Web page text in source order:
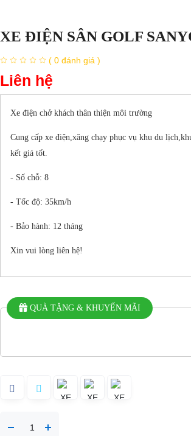
XE ĐIỆN SÂN GOLF
( 0 đánh giá )
Liên hệ
Xe điện chở khách thân thiện môi trường
Cung cấp xe điện,xăng chạy phục vụ khu du
kết giá tốt.
- Số chỗ: 8
- Tốc độ: 35km/h
- Bảo hành: 12 tháng
Xin vui lòng liên hệ!
QUÀ TẶNG & KHUYẾN MÃI